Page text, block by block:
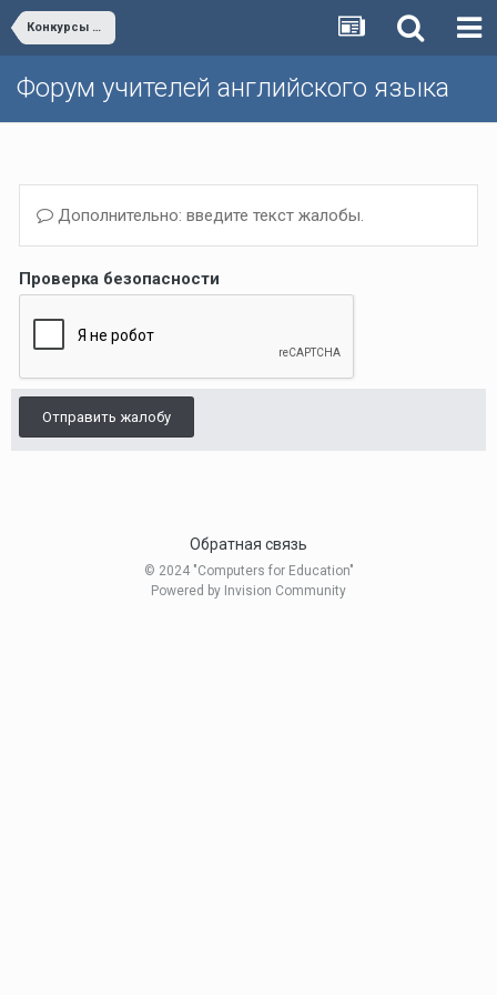
Конкурсы для учителей и учеников
Форум учителей английского языка
Дополнительно: введите текст жалобы.
Проверка безопасности
Отправить жалобу
Обратная связь
© 2024 "Computers for Education"
Powered by Invision Community